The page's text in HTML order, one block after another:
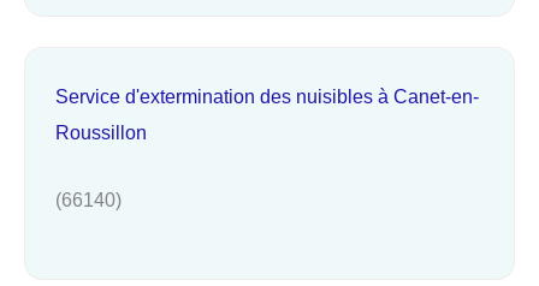
Service d'extermination des nuisibles à Canet-en-
Roussillon
(66140)